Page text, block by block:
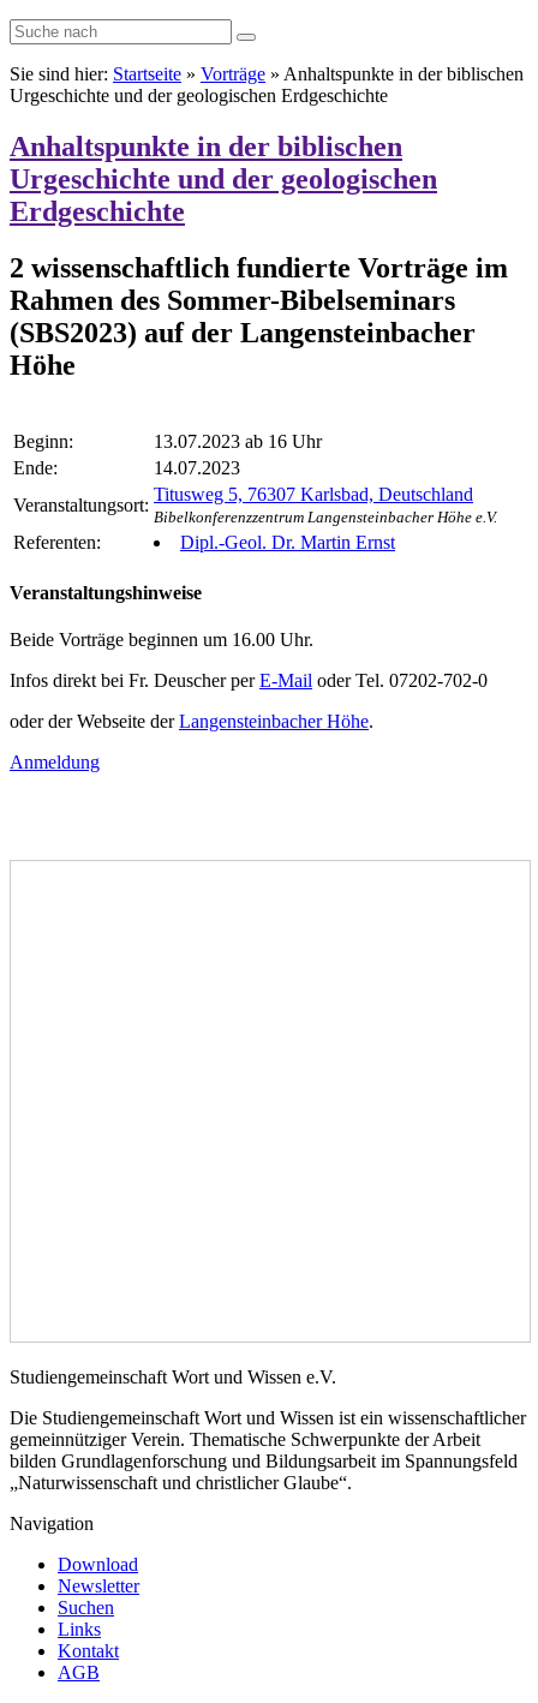
Sie sind hier: Startseite » Vorträge » Anhaltspunkte in der biblischen
Urgeschichte und der geologischen Erdgeschichte
Anhaltspunkte in der biblischen
Urgeschichte und der geologischen
Erdgeschichte
2 wissenschaftlich fundierte Vorträge im
Rahmen des Sommer-Bibelseminars
(SBS2023) auf der Langensteinbacher
Höhe
Beginn:
13.07.2023 ab 16 Uhr
Ende:
14.07.2023
Veranstaltungsort:
Titusweg 5, 76307 Karlsbad, Deutschland
Bibelkonferenzzentrum Langensteinbacher Höhe e.V.
Referenten: Dipl.-Geol. Dr. Martin Ernst
Veranstaltungshinweise
Beide Vorträge beginnen um 16.00 Uhr.
Infos direkt bei Fr. Deuscher perE-Mail oder Tel. 07202-702-0
oder der Webseite derLangensteinbacher Höhe.
Anmeldung
Studiengemeinschaft Wort und Wissen e.V.
Die Studiengemeinschaft Wort und Wissen ist ein wissenschaftlicher
gemeinnütziger Verein. Thematische Schwerpunkte der Arbeit
bilden Grundlagenforschung und Bildungsarbeit im Spannungsfeld
„Naturwissenschaft und christlicher Glaube“.
Navigation
Download
Newsletter
Suchen
Links
Kontakt
AGB